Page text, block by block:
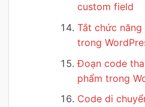
custom field
Tắt chức
trong
Đoạn code
phẩm trong
Code di